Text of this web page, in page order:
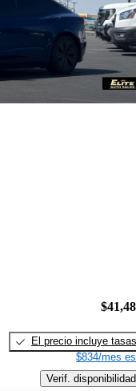
El precio incluye tasas
$834/mes
Verif. disponibilidad